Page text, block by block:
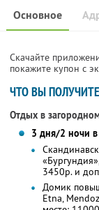
Основное
Скачайте
покажите купон с
ЧТО ВЫ
Отдых в
3 дня/2 ночи
3450р. и
Домик
Etna,